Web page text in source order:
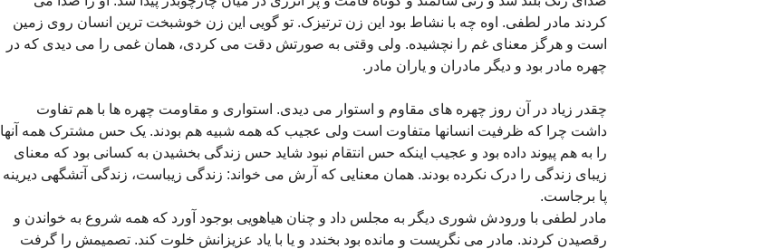
کردند مادر لطفی. اوه چه با نشاط بود این زن ترتیزک. تو گویی این زن خوشبخت ترین انسان روی زمین
است و هرگز معنای غم را نچشیده. ولی وقتی به صورتش دقت می کردی، همان غمی را می دیدی که در
چهره مادر بود و دیگر مادران و یاران مادر.
چقدر زیاد در آن روز چهره های مقاوم و استوار می دیدی. استواری و مقاومت چهره ها با هم تفاوت
داشت چرا که ظرفیت انسانها متفاوت است ولی عجیب که همه شبیه هم بودند. یک حس مشترک همه آنها
را به هم پیوند داده بود و عجیب اینکه حس انتقام نبود شاید حس زندگی بخشیدن به کسانی بود که معنای
زیبای زندگی را درک نکرده بودند. همان معنایی که آرش می خواند: زندگی زیباست، زندگی آتشگهی دیرینه
پا برجاست.
مادر لطفی با ورودش شوری دیگر به مجلس داد و چنان هیاهویی بوجود آورد که همه شروع به خواندن و
رقصیدن کردند. مادر می نگریست و مانده بود بخندد و یا با یاد عزیزانش خلوت کند. تصمیمش را گرفت